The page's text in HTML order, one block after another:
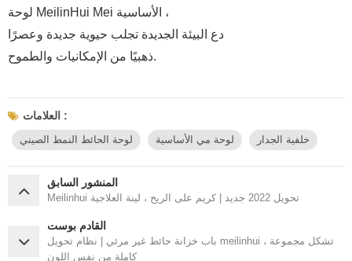
لوحة MeilinHui Mei الأساسية ،
دع البيئة الجديدة تجلب حيوية جديدة وعصرًا
ذهبيًا من الإمكانيات والطموح.
العلامات :
لوحة الحائط النمط الصيني لوحة مي الأساسية خلفية الجدار
المنشور السابق
Meilinhui تحويل 2022 جديد | كريم على الريح ، لينة العلاجية
القادم بوست
باب خزانة حائط غير مرئي | نظام تحويل meilinhui ، تشكل مجموعة
كاملة من نفس اللون